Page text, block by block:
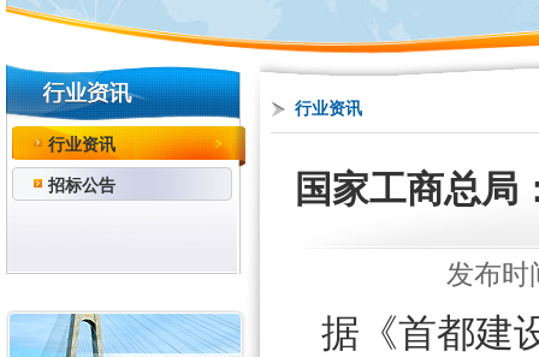
行业资讯
招标公告
行业资讯
国家工商总局
发布时
据《首都建